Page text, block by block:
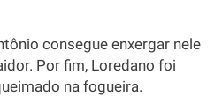
consegue enxergar nele
Por fim, Loredano foi
na fogueira.